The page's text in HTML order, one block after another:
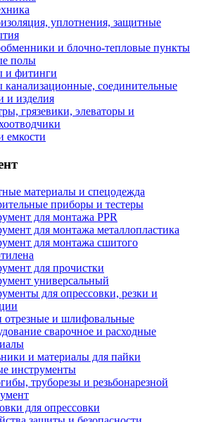
уплотнения, защитные
и блочно-тепловые пункты
полы
и фитинги
канализационные, соединительные
и изделия
грязевики, элеваторы и
емкости
материалы и спецодежда
приборы и тестеры
для монтажа PPR
для монтажа металлопластика
для монтажа сшитого
для прочистки
универсальный
для опрессовки, резки и
отрезные и шлифовальные
сварочное и расходные
и материалы для пайки
инструменты
труборезы и резьбонарезной
для опрессовки